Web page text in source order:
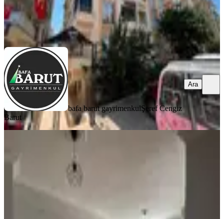
bafa barut gayrimenkulŞeref Cengiz Barut
Ara
bafa barut gayrimenkulŞeref Cengiz
Barut
Ara
❗️merkezde Satılık 2+1 Daire Ayrı
Mutfak Masrafsızzz❗️
Didim, Yeni Mahallesi